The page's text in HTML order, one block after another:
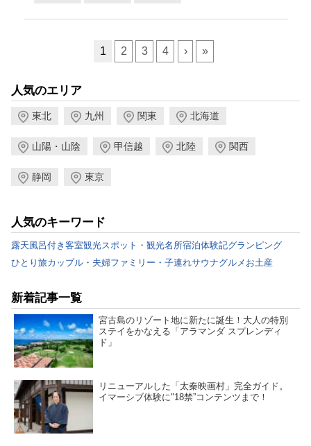
1
2 3 4 › »
人気のエリア
東北 九州 関東 北海道
山陽・山陰 甲信越 北陸 関西
静岡 東京
人気のキーワード
露天風呂付き客室観光スポット・観光名所宿泊体験記グランピング
ひとり旅カップル・夫婦ファミリー・子連れサウナグルメ お土産
新着記事一覧
宮古島のリゾート地に新たに誕生！大人の特別
ステイをかなえる「アラマンダ スプレンディ
ド」
リニューアルした「太秦映画村」完全ガイド。
イマーシブ体験に"18禁”コンテンツまで！